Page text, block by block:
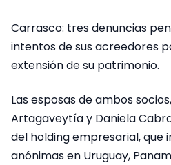
Carrasco: tres denuncias
intentos de sus acreedores
extensión de su patrimonio.
Las esposas de ambos
Artagaveytía y Daniela
del holding empresarial, que
anónimas en Uruguay,